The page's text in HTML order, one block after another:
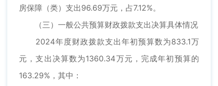
房保障（类）支出96.69万元，占7.12%。
（三）一般公共预算财政拨款支出决算具体情况
2024年度财政拨款支出年初预算数为833.1万
元，支出决算数为1360.34万元，完成年初预算的
163.29%，其中：